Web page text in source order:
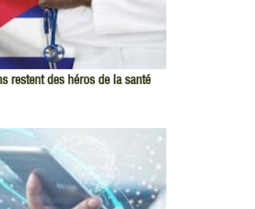
restent des héros de la santé